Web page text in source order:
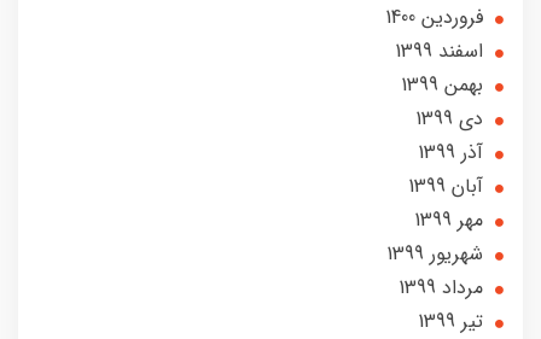
فروردین 1400
اسفند 1399
بهمن 1399
دی 1399
آذر 1399
آبان 1399
مهر 1399
شهریور 1399
مرداد 1399
تير 1399